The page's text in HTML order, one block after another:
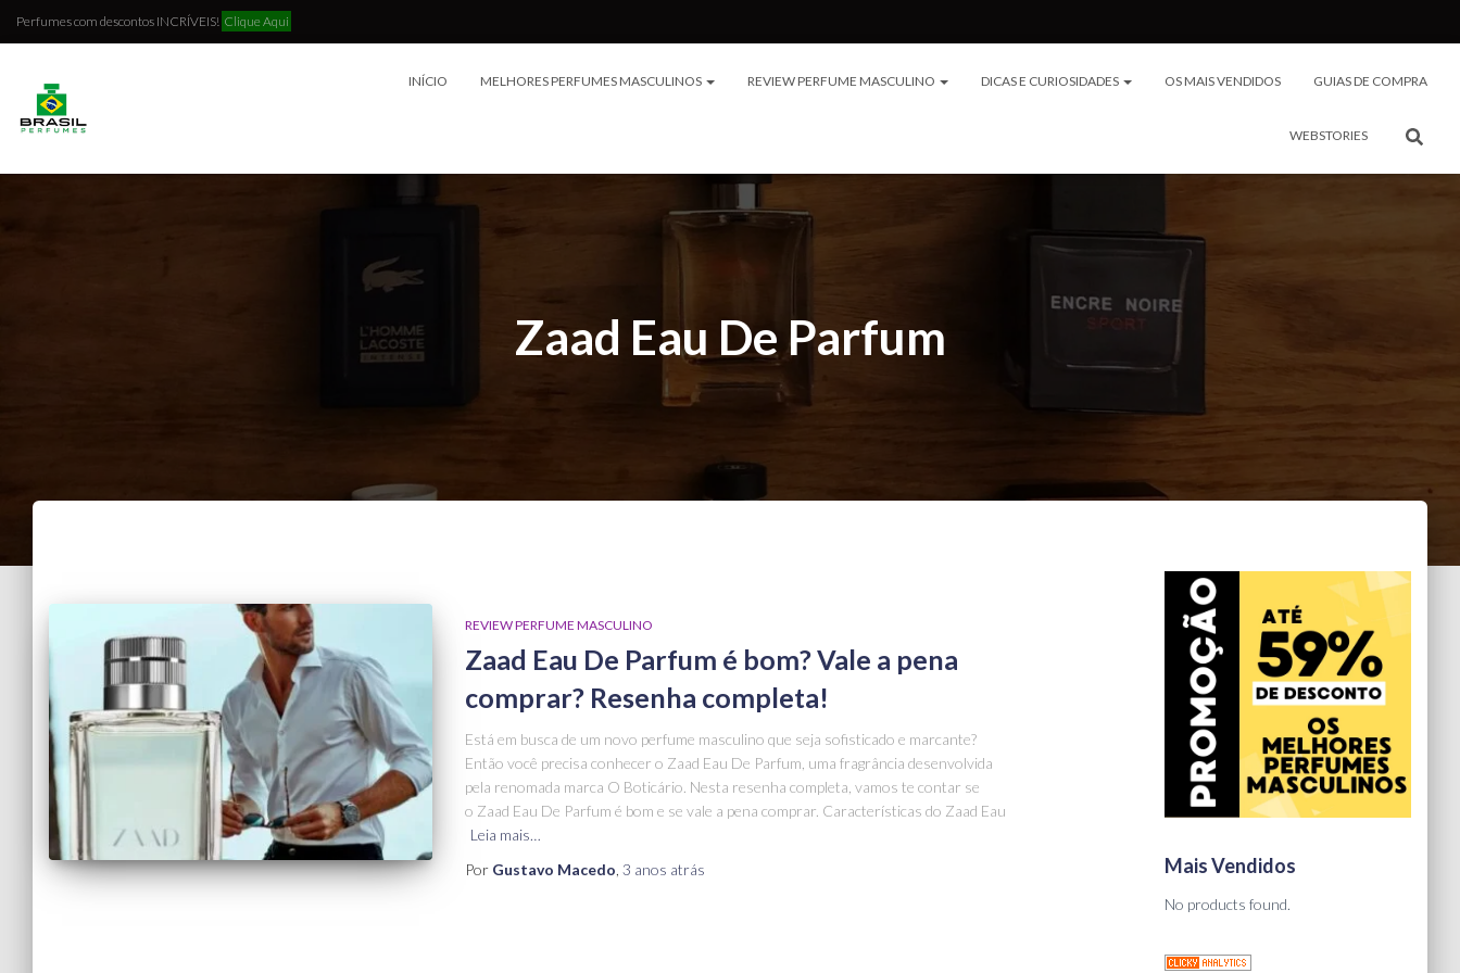
Perfumes com descontos INCRÍVEIS! Clique Aqui
INÍCIO MELHORES PERFUMES MASCULINOS REVIEW PERFUME MASCULINO DICAS E CURIOSIDADES OS MAIS VENDIDOS GUIAS DE COMPRA
WEBSTORIES
Zaad Eau De Parfum
REVIEW PERFUME MASCULINO
Zaad Eau De Parfum é bom? Vale a pena
comprar? Resenha completa!
Está em busca de um novo perfume masculino que seja sofisticado e marcante?
Então você precisa conhecer o Zaad Eau De Parfum, uma fragrância desenvolvida
pela renomada marca O Boticário. Nesta resenha completa, vamos te contar se
o Zaad Eau De Parfum é bom e se vale a pena comprar. Características do Zaad Eau
Leia mais…
Por Gustavo Macedo ,3 anos atrás Mais Vendidos
No products found.